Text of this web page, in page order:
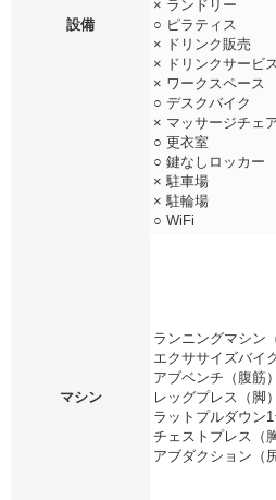
設備
× ランドリー
○ ピラティス
× ドリンク販売
× ドリンクサービス
× ワークスペース
○ デスクバイク
× マッサージチェ
○ 更衣室
○ 鍵なしロッカー
× 駐車場
× 駐輪場
○ WiFi
マシン
ランニングマシン
エクササイズバイ
アブベンチ（腹筋
レッグプレス（脚
ラットプルダウン1
チェストプレス（
アブダクション（